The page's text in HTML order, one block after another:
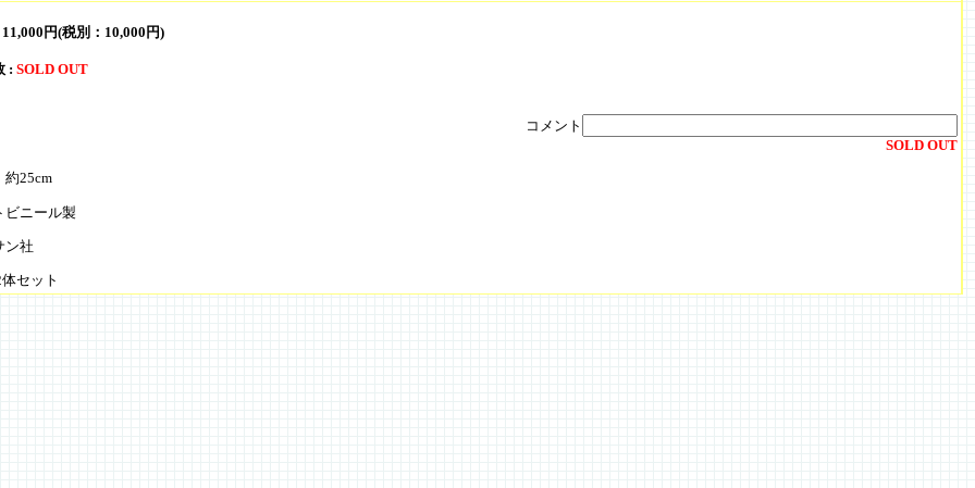
11,000円(税別：10,000円)
: SOLD OUT
コメント
SOLD OUT
約25cm
ビニール製
ン社
セット